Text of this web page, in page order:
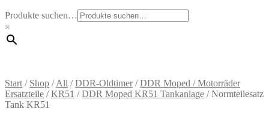
Produkte suchen…
×
Start / Shop /All /DDR-Oldtimer/DDR Moped / Motorräder
Ersatzteile /KR51 /DDR Moped KR51 Tankanlage /Normteilesatz
Tank KR51